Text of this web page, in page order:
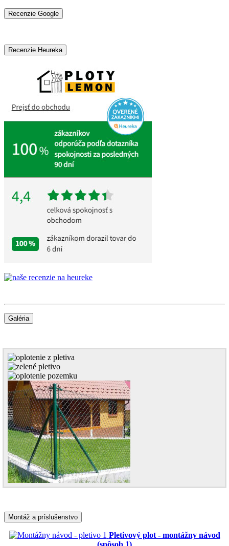
Recenzie Google
Recenzie Heureka
Galéria
Montáž a príslušenstvo
Pletivový plot - montážny návod
(spôsob 1)